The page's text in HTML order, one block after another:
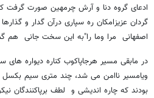
ادعای گروه دنا و آرش چرمهین صورت گرفت
گردان عزیزامکان ره سپاری درآن گدار و
اصفهانی مرا وما را"به این سخت جانی هم
در مابقی مسیر هرجاپاکوب کناره دیواره
ویامسیر ناامن می شد، چند متری سیم
بودند که چاره اندیشی و لطف برپاکنندگان